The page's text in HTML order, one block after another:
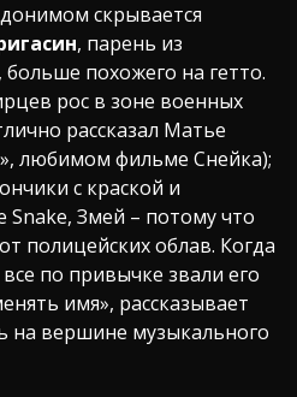
скрывается
, парень из
похожего на гетто.
рос в зоне военных
рассказал Матье
любимом фильме Снейка);
с краской и
Змей – потому что
полицейских облав. Когда
по привычке звали его
имя», рассказывает
на вершине музыкального